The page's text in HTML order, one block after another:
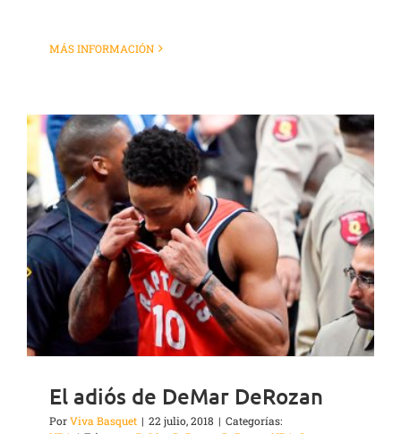
MÁS INFORMACIÓN
El adiós de DeMar DeRozan
PorViva Basquet | 22 julio, 2018 | Categorías: